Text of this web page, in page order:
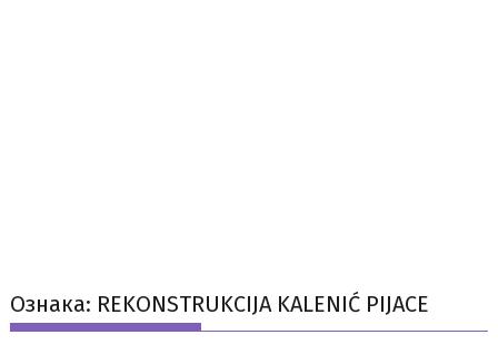
Ознака: REKONSTRUKCIJA KALENIĆ PIJACE